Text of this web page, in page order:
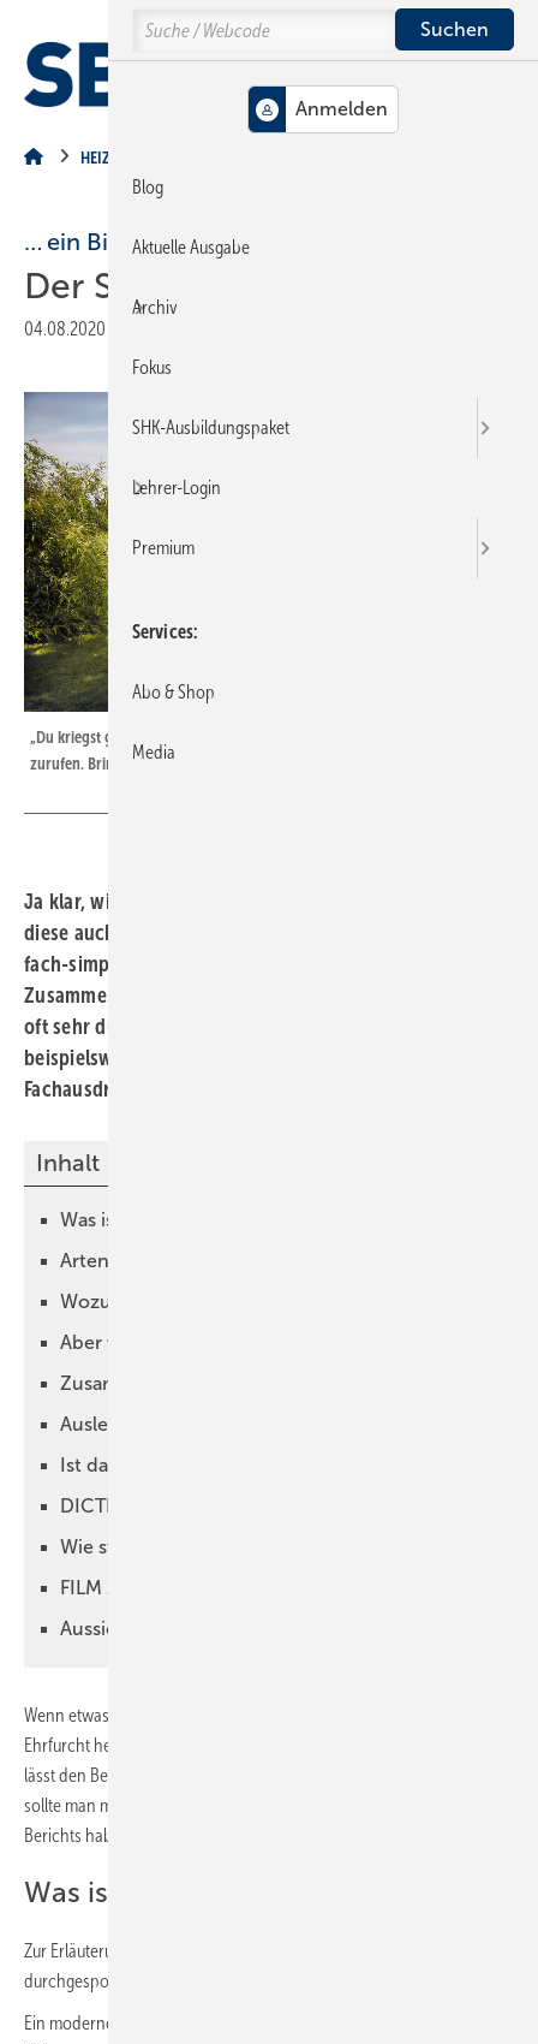
Hauptinhalt
Hauptmenü
SiteSearch
HEIZUNG
… ein Bivalenzpunkt?
Der Schaltpunkt für Effizienz
04.08.2020
„Du kriegst gleich einen Bivalenzpunkt“, könnte man dieser Außeneinheit
zurufen. Bringt aber nix, man muss ihn woanders eingeben ;-))
Ja klar, wir kennen uns mit Fachwörtern aus und streuen
diese auch gerne mal ein, wenn wir mit den Kollegen
fach-simpeln. Das hebt das Ansehen und bringt
Zusammenhänge schneller auf den Punkt. Es sind jedoch
oft sehr dünne Bretter, die da gebohrt werden,
beispielsweise bei dem
Fachausdruck „Bivalenzpunkt“.
Inhalt
Was ist ein Bivalenzpunkt?
Arten des bivalenten Betriebs
Wozu der ganze Quatsch?
Aber viel hilft doch auch viel!
Zusammenfassung aller Daten des Beispiels:
Auslegung des Punktes
Ist das nicht schrecklich?
DICTIONARY
Wie steht es mit einer Software?
FILM ZUM THEMA
Aussicht auf einen Trivalenzpunkt
Wenn etwas bivalent ist, dann ruft das schon mal eine grundsätzliche
Ehrfurcht hervor. Dafür auch noch einen Punkt ermitteln zu können,
lässt den Benutzer des Wortes enorm klug erscheinen. Er hat's drauf,
sollte man meinen. Spätestens nach der Durcharbeitung dieses
Berichts haben Sie es auch drauf! Wetten?!
Was ist ein Bivalenzpunkt?
Zur Erläuterung soll ein konkretes Beispiel gedanklich
durchgesponnen werden:
Ein modernes Einfamilienhaus mit einer Heizlast von 8 kW wird mittels
Search
Blog
Aktuelle Ausgabe
Archiv
Fokus
SHK-Ausbildungspaket
Lehrer-Login
Premium
Services
Abo & Shop
Media